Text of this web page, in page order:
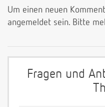
Um einen neuen
angemeldet sein. Bitte
Fragen und